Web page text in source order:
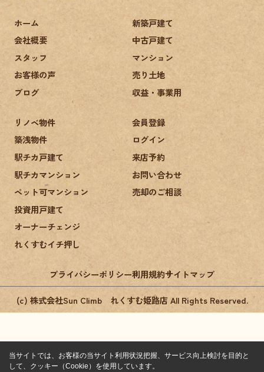
ホーム
会社概要
スタッフ
お客様の声
ブログ
新築戸建て
中古戸建て
マンション
売り土地
収益・事業用
リノベ物件
築浅物件
駅チカ戸建て
駅チカマンション
ペット可マンション
投資用戸建て
オーナーチェンジ
れくすむイチ押し
会員登録
ログイン
来店予約
お問い合わせ
売却のご相談
プライバシーポリシー利用規約サイトマップ
(c) 株式会社Sun Climb れくすむ姫路店 All Rights Reserved.
当サイトでは、お客様の当サイト利用状況把握、サービス向上検討を目的と
して、クッキー（Cookie）を使用しています。